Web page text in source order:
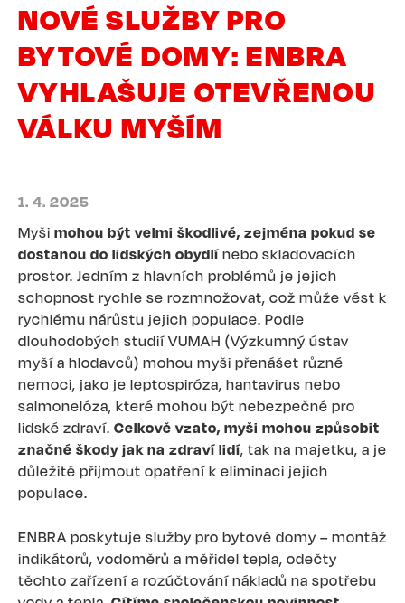
NOVÉ SLUŽBY PRO
BYTOVÉ DOMY: ENBRA
VYHLAŠUJE OTEVŘENOU
VÁLKU MYŠÍM
1. 4. 2025
Myši mohou být velmi škodlivé, zejména pokud se
dostanou do lidských obydlí nebo skladovacích
prostor. Jedním z hlavních problémů je jejich
schopnost rychle se rozmnožovat, což může vést k
rychlému nárůstu jejich populace. Podle
dlouhodobých studií VUMAH (Výzkumný ústav
myší a hlodavců) mohou myši přenášet různé
nemoci, jako je leptospiróza, hantavirus nebo
salmonelóza, které mohou být nebezpečné pro
lidské zdraví. Celkově vzato, myši mohou způsobit
značné škody jak na zdraví lidí, tak na majetku, a je
důležité přijmout opatření k eliminaci jejich
populace.
ENBRA poskytuje služby pro bytové domy – montáž
indikátorů, vodoměrů a měřidel tepla, odečty
těchto zařízení a rozúčtování nákladů na spotřebu